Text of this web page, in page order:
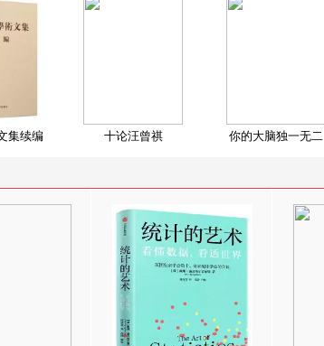
集续编 十论汪曾祺 你的大脑独一无二